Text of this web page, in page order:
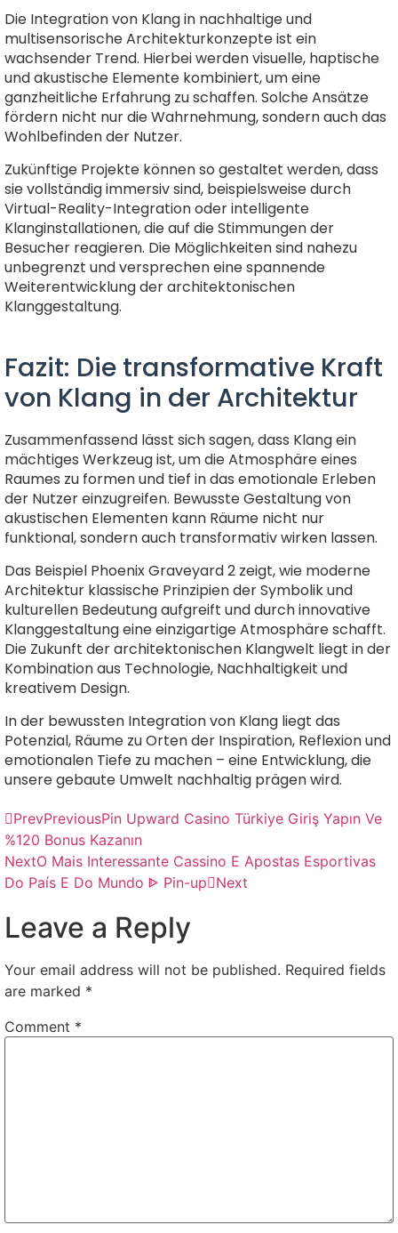
Die Integration von Klang in nachhaltige und
multisensorische Architekturkonzepte ist ein
wachsender Trend. Hierbei werden visuelle, haptische
und akustische Elemente kombiniert, um eine
ganzheitliche Erfahrung zu schaffen. Solche Ansätze
fördern nicht nur die Wahrnehmung, sondern auch das
Wohlbefinden der Nutzer.
Zukünftige Projekte können so gestaltet werden, dass
sie vollständig immersiv sind, beispielsweise durch
Virtual-Reality-Integration oder intelligente
Klanginstallationen, die auf die Stimmungen der
Besucher reagieren. Die Möglichkeiten sind nahezu
unbegrenzt und versprechen eine spannende
Weiterentwicklung der architektonischen
Klanggestaltung.
Fazit: Die transformative Kraft
von Klang in der Architektur
Zusammenfassend lässt sich sagen, dass Klang ein
mächtiges Werkzeug ist, um die Atmosphäre eines
Raumes zu formen und tief in das emotionale Erleben
der Nutzer einzugreifen. Bewusste Gestaltung von
akustischen Elementen kann Räume nicht nur
funktional, sondern auch transformativ wirken lassen.
Das Beispiel Phoenix Graveyard 2 zeigt, wie moderne
Architektur klassische Prinzipien der Symbolik und
kulturellen Bedeutung aufgreift und durch innovative
Klanggestaltung eine einzigartige Atmosphäre schafft.
Die Zukunft der architektonischen Klangwelt liegt in der
Kombination aus Technologie, Nachhaltigkeit und
kreativem Design.
In der bewussten Integration von Klang liegt das
Potenzial, Räume zu Orten der Inspiration, Reflexion und
emotionalen Tiefe zu machen – eine Entwicklung, die
unsere gebaute Umwelt nachhaltig prägen wird.
PrevPreviousPin Upward Casino Türkiye Giriş Yapın Ve
%120 Bonus Kazanın
NextO Mais Interessante Cassino E Apostas Esportivas
Do País E Do Mundo ᐈ Pin-up Next
Leave a Reply
Your email address will not be published. Required fields
are marked *
Comment *